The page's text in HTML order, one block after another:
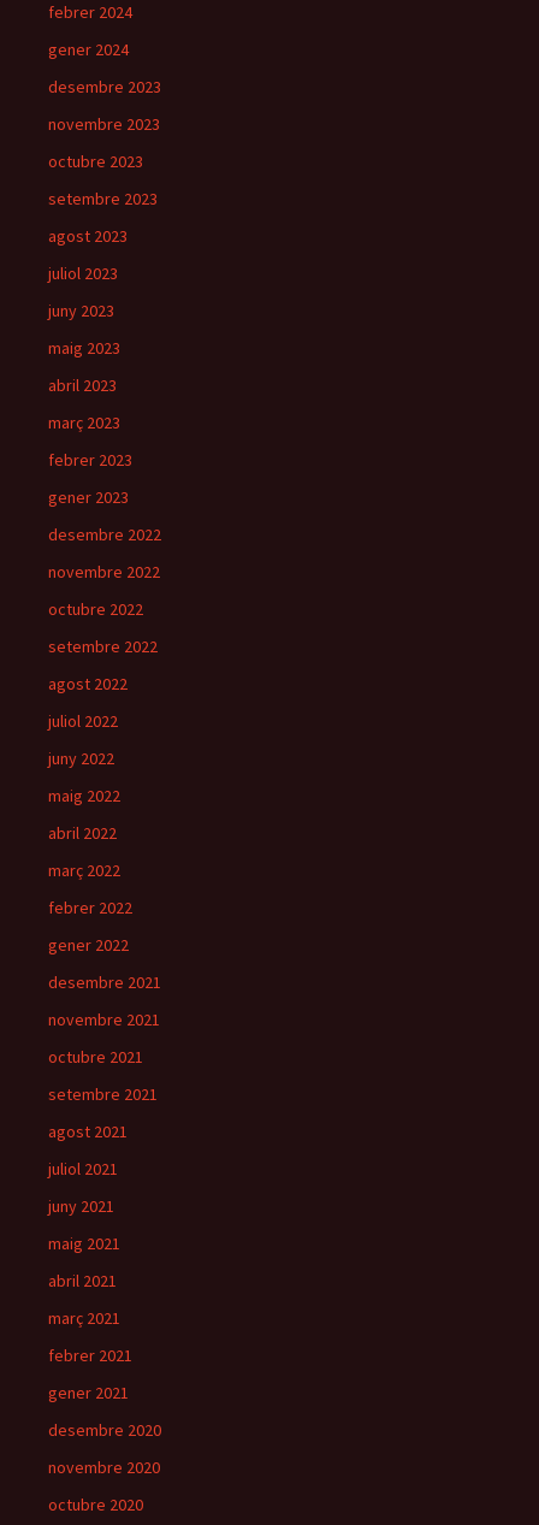
febrer 2024
gener 2024
desembre 2023
novembre 2023
octubre 2023
setembre 2023
agost 2023
juliol 2023
juny 2023
maig 2023
abril 2023
març 2023
febrer 2023
gener 2023
desembre 2022
novembre 2022
octubre 2022
setembre 2022
agost 2022
juliol 2022
juny 2022
maig 2022
abril 2022
març 2022
febrer 2022
gener 2022
desembre 2021
novembre 2021
octubre 2021
setembre 2021
agost 2021
juliol 2021
juny 2021
maig 2021
abril 2021
març 2021
febrer 2021
gener 2021
desembre 2020
novembre 2020
octubre 2020